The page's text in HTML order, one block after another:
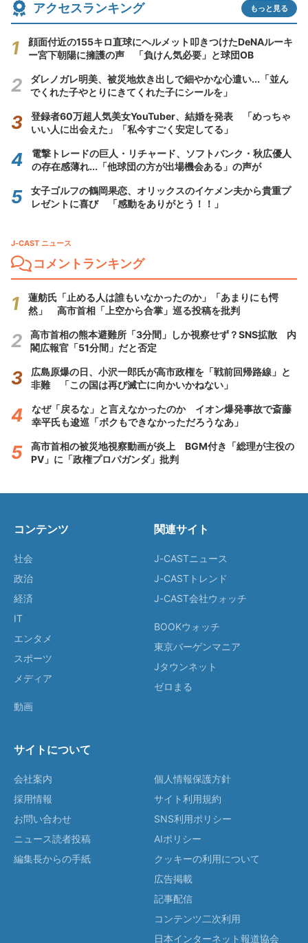
アクセスランキング もっと見る
顔面付近の155キロ直球にヘルメット叩きつけたDeNAルーキ
ー宮下朝陽に擁護の声 「負けん気必要」と球団OB
ダレノガレ明美、被災地炊き出しで細やかな心遣い...「並ん
でくれた子やとりにきてくれた子にシールを」
登録者60万超人気美女YouTuber、結婚を発表 「めっちゃ
いい人に出会えた」「私今すごく安定してる」
電撃トレードの巨人・リチャード、ソフトバンク・秋広優人
の存在感薄れ...「他球団の方が出場機会ある」の声が
女子ゴルフの鶴岡果恋、オリックスのイケメン夫から貴重プ
レゼントに喜び 「感動をありがとう！！」
J-CAST ニュース
コメントランキング
蓮舫氏「止める人は誰もいなかったのか」「あまりにも愕
然」 高市首相「上空から合掌」巡る投稿を批判
高市首相の熊本避難所「3分間」しか視察せず？SNS拡散 内
閣広報官「51分間」だと否定
広島原爆の日、小沢一郎氏が高市政権を「戦前回帰路線」と
非難 「この国は再び滅亡に向かいかねない」
なぜ「戻るな」と言えなかったのか イオン爆発事故で斎藤
幸平氏も逡巡「ボクもできなかっただろうなあ」
高市首相の被災地視察動画が炎上 BGM付き「総理が主役の
PV」に「政権プロパガンダ」批判
コンテンツ
社会
政治
経済
IT
エンタメ
スポーツ
メディア
動画
関連サイト
J-CASTニュース
J-CASTトレンド
J-CAST会社ウォッチ
BOOKウォッチ
東京バーゲンマニア
Jタウンネット
ゼロまる
サイトについて
会社案内
採用情報
お問い合わせ
ニュース読者投稿
編集長からの手紙
個人情報保護方針
サイト利用規約
SNS利用ポリシー
AIポリシー
クッキーの利用について
広告掲載
記事配信
コンテンツ二次利用
日本インターネット報道協会